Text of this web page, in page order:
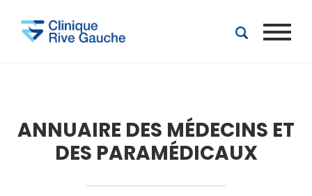
ANNUAIRE DES MÉDECINS ET
DES PARAMÉDICAUX